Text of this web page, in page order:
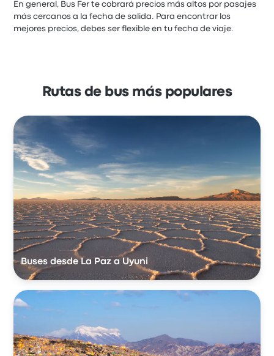
En general, Bus Fer te cobrará precios más altos por pasajes
más cercanos a la fecha de salida. Para encontrar los
mejores precios, debes ser flexible en tu fecha de viaje.
Rutas de bus más populares
Buses desde La Paz a Uyuni